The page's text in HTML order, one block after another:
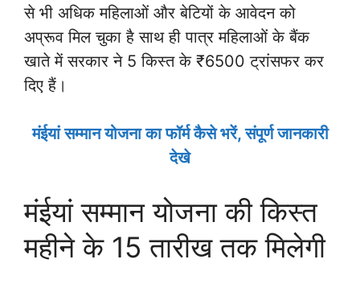
से भी अधिक महिलाओं और बेटियों के आवेदन को
अप्रूव मिल चुका है साथ ही पात्र महिलाओं के बैंक
खाते में सरकार ने 5 किस्त के ₹6500 ट्रांसफर कर
दिए हैं।
मंईयां सम्मान योजना का फॉर्म कैसे भरें, संपूर्ण जानकारी
देखे
मंईयां सम्मान योजना की किस्त
महीने के 15 तारीख तक मिलेगी